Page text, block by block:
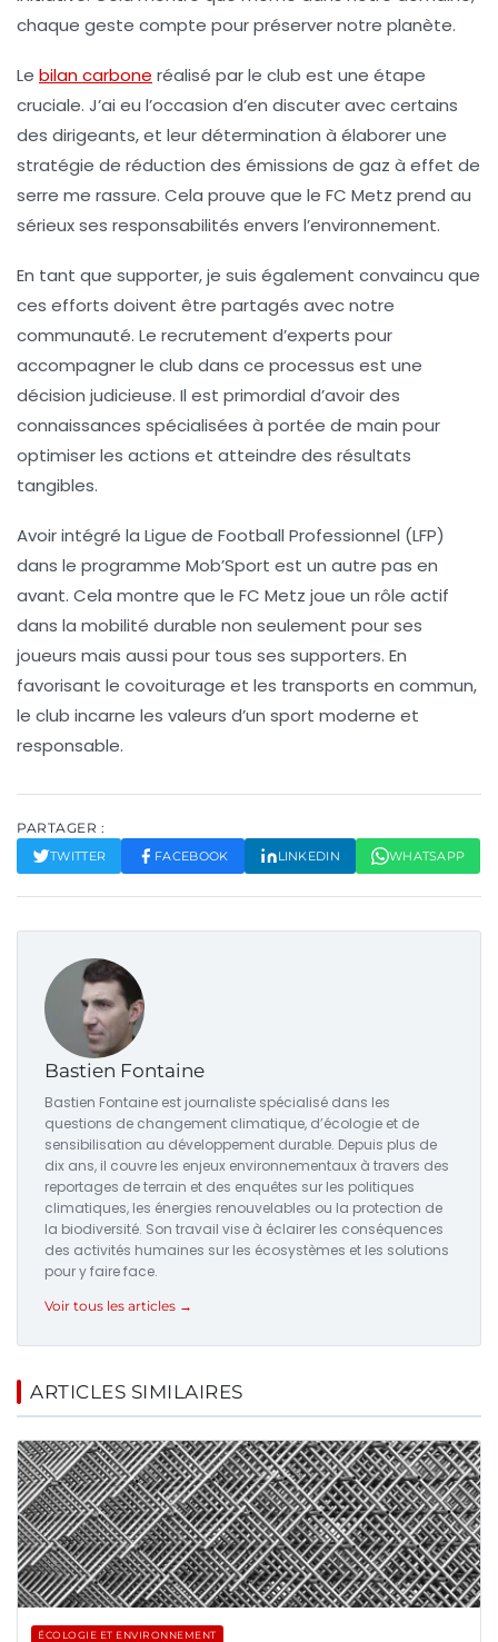
chaque geste compte pour préserver notre planète.
Le bilan carbone réalisé par le club est une étape
cruciale. J’ai eu l’occasion d’en discuter avec certains
des dirigeants, et leur détermination à élaborer une
stratégie de réduction des émissions de gaz à effet de
serre me rassure. Cela prouve que le FC Metz prend au
sérieux ses responsabilités envers l’environnement.
En tant que supporter, je suis également convaincu que
ces efforts doivent être partagés avec notre
communauté. Le recrutement d’experts pour
accompagner le club dans ce processus est une
décision judicieuse. Il est primordial d’avoir des
connaissances spécialisées à portée de main pour
optimiser les actions et atteindre des résultats
tangibles.
Avoir intégré la Ligue de Football Professionnel (LFP)
dans le programme Mob’Sport est un autre pas en
avant. Cela montre que le FC Metz joue un rôle actif
dans la mobilité durable non seulement pour ses
joueurs mais aussi pour tous ses supporters. En
favorisant le covoiturage et les transports en commun,
le club incarne les valeurs d’un sport moderne et
responsable.
PARTAGER :
TWITTER FACEBOOK LINKEDIN WHATSAPP
Bastien Fontaine
Bastien Fontaine est journaliste spécialisé dans les
questions de changement climatique, d’écologie et de
sensibilisation au développement durable. Depuis plus de
dix ans, il couvre les enjeux environnementaux à travers des
reportages de terrain et des enquêtes sur les politiques
climatiques, les énergies renouvelables ou la protection de
la biodiversité. Son travail vise à éclairer les conséquences
des activités humaines sur les écosystèmes et les solutions
pour y faire face.
Voir tous les articles →
ARTICLES SIMILAIRES
ÉCOLOGIE ET ENVIRONNEMENT